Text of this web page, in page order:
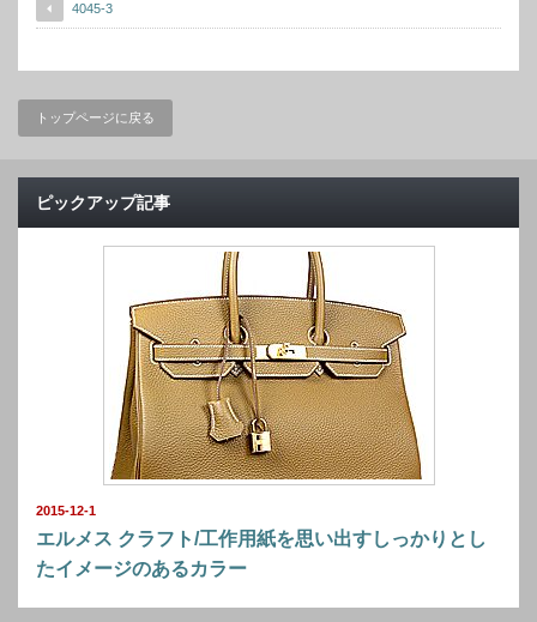
4045-3
トップページに戻る
ピックアップ記事
2015-12-1
エルメス クラフト/工作用紙を思い出すしっかりとし
たイメージのあるカラー